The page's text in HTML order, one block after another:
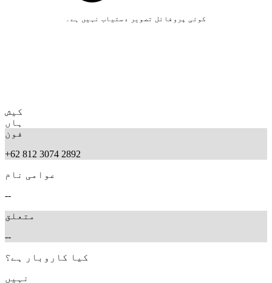
کوئی پروفائل تصویر دستیاب نہیں ہے۔
کیش
ہاں
فون
+62 812 3074 2892
عوامی نام
--
متعلق
--
کیا کاروبار ہے؟
نہیں